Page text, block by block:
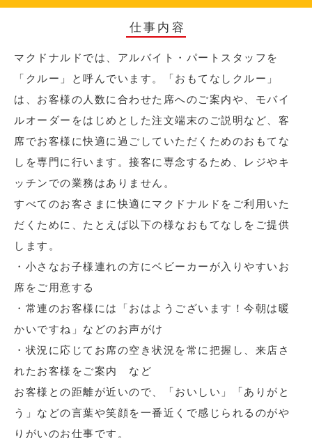
仕事内容
マクドナルドでは、アルバイト・パートスタッフを
「クルー」と呼んでいます。「おもてなしクルー」
は、お客様の人数に合わせた席へのご案内や、モバイ
ルオーダーをはじめとした注文端末のご説明など、客
席でお客様に快適に過ごしていただくためのおもてな
しを専門に行います。接客に専念するため、レジやキ
ッチンでの業務はありません。
すべてのお客さまに快適にマクドナルドをご利用いた
だくために、たとえば以下の様なおもてなしをご提供
します。
・小さなお子様連れの方にベビーカーが入りやすいお
席をご用意する
・常連のお客様には「おはようございます！今朝は暖
かいですね」などのお声がけ
・状況に応じてお席の空き状況を常に把握し、来店さ
れたお客様をご案内 など
お客様との距離が近いので、「おいしい」「ありがと
う」などの言葉や笑顔を一番近くで感じられるのがや
りがいのお仕事です。